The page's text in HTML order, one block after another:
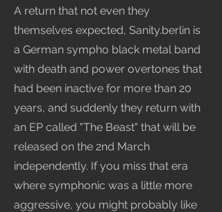
A return that not even they
themselves expected, Sanity.berlin is
a German sympho black metal band
with death and power overtones that
had been inactive for more than 20
years, and suddenly they return with
an EP called "The Beast" that will be
released on the 2nd March
independently. If you miss that era
where symphonic was a little more
aggressive, you might probably like